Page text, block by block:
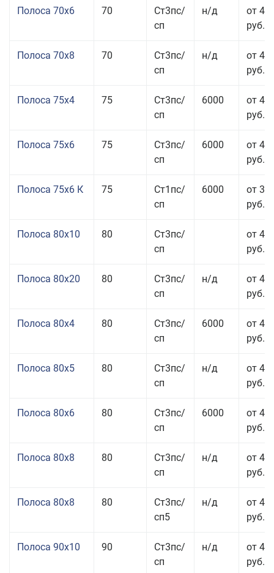
Полоса 70x6 70
Ст3пс/
сп
н/д
от 42
руб.
Полоса 70x8 70
Ст3пс/
сп
н/д
от 43
руб.
Полоса 75x4 75
Ст3пс/
сп
6000
от 41
руб.
Полоса 75x6 75
Ст3пс/
сп
6000
от 42
руб.
Полоса 75x6 К 75
Ст1пс/
сп
6000
от 35
руб.
Полоса 80x10 80
Ст3пс/
сп
от 42
руб.
Полоса 80x20 80
Ст3пс/
сп
н/д
от 49
руб.
Полоса 80x4 80
Ст3пс/
сп
6000
от 42
руб.
Полоса 80x5 80
Ст3пс/
сп
н/д
от 43
руб.
Полоса 80x6 80
Ст3пс/
сп
6000
от 42
руб.
Полоса 80x8 80
Ст3пс/
сп
н/д
от 41
руб.
Полоса 80x8 80
Ст3пс/
сп5
н/д
от 41
руб.
Полоса 90x10 90
Ст3пс/
сп
н/д
от 44
руб.